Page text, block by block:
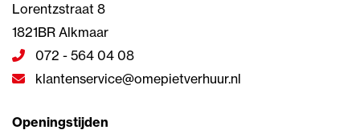
Lorentzstraat 8
1821BR Alkmaar
072 - 564 04 08
klantenservice@omepietverhuur.nl
Openingstijden